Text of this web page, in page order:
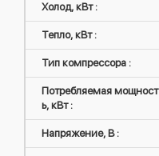
Холод, кВт :
Тепло, кВт :
Тип компрессора :
Потребляемая мощност
ь, кВт :
Напряжение, В :